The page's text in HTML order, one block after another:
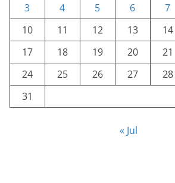
3
4 5 6 7
10
11 12 13 14
17
18 19 20 21
24
25 26 27 28
31
« Jul